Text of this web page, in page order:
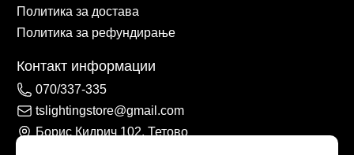
Политика за достава
Политика за рефундирање
Контакт информации
070/337-335
tslightingstore@gmail.com
Борис Кидрич 102, Тетово